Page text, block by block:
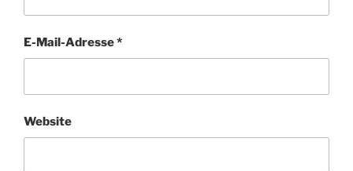
E-Mail-Adresse*
Website